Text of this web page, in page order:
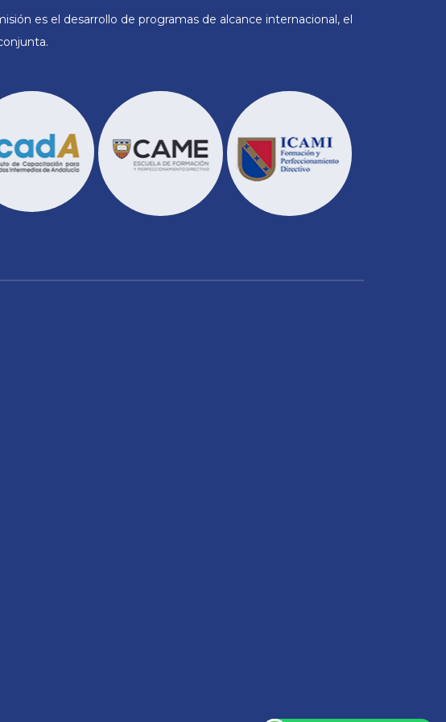
es el desarrollo de programas de alcance internacional, el